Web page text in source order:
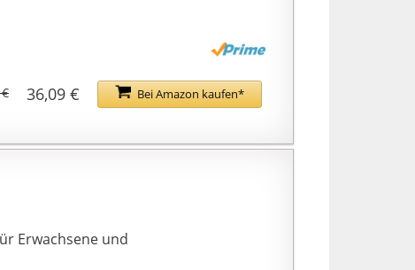
Bei Amazon kaufen*
36,09 €
Erwachsene und